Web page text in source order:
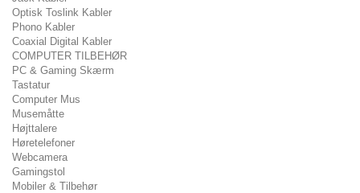
Optisk Toslink Kabler
Phono Kabler
Coaxial Digital Kabler
COMPUTER TILBEHØR
PC & Gaming Skærm
Tastatur
Computer Mus
Musemåtte
Højttalere
Høretelefoner
Webcamera
Gamingstol
Mobiler & Tilbehør